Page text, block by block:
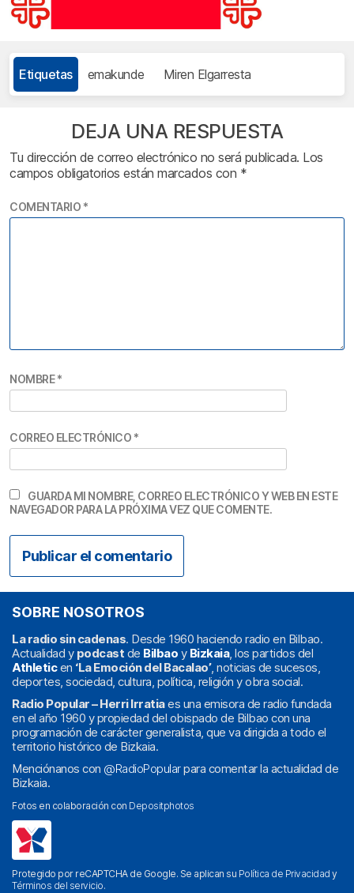
Etiquetas emakunde Miren Elgarresta
DEJA UNA RESPUESTA
Tu dirección de correo electrónico no será publicada. Los
campos obligatorios están marcados con *
COMENTARIO *
NOMBRE*
CORREO ELECTRÓNICO *
GUARDA MI NOMBRE, CORREO ELECTRÓNICO Y WEB EN ESTE
NAVEGADOR PARA LA PRÓXIMA VEZ QUE COMENTE.
SOBRE NOSOTROS
La radio sin cadenas. Desde 1960 haciendo radio en Bilbao.
Actualidad y podcast de Bilbao y Bizkaia, los partidos del
Athleticen ‘La Emoción del Bacalao’, noticias de sucesos,
deportes, sociedad, cultura, política, religión y obra social.
Radio Popular – Herri Irratiaes una emisora de radio fundada
en el año 1960 y propiedad del obispado de Bilbao con una
programación de carácter generalista, que va dirigida a todo el
territorio histórico de Bizkaia.
Menciónanos con @RadioPopularpara comentar la actualidad de
Bizkaia.
Fotos en colaboración con Depositphotos
Protegido por reCAPTCHA de Google. Se aplican su Política de Privacidad y
Términos del servicio.